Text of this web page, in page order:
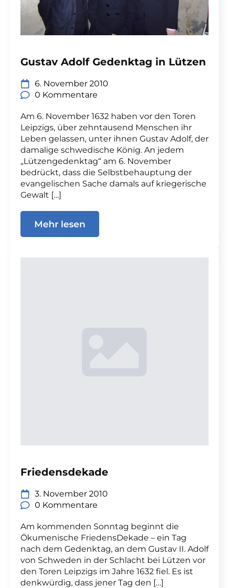
Gustav Adolf Gedenktag in Lützen
6. November 2010
0 Kommentare
Am 6. November 1632 haben vor den Toren
Leipzigs, über zehntausend Menschen ihr
Leben gelassen, unter ihnen Gustav Adolf, der
damalige schwedische König. An jedem
„Lützengedenktag“ am 6. November
bedrückt, dass die Selbstbehauptung der
evangelischen Sache damals auf kriegerische
Gewalt […]
Mehr lesen
Friedensdekade
3. November 2010
0 Kommentare
Am kommenden Sonntag beginnt die
Ökumenische FriedensDekade – ein Tag
nach dem Gedenktag, an dem Gustav II. Adolf
von Schweden in der Schlacht bei Lützen vor
den Toren Leipzigs im Jahre 1632 fiel. Es ist
denkwürdig, dass jener Tag den […]